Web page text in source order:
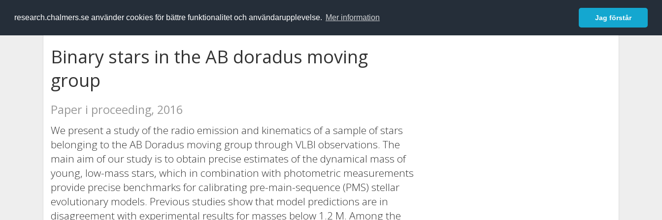
research.chalmers.se använder cookies för bättre funktionalitet och användarupplevelse. Mer information Jag förstår
RESEARCH.chalmers.se Logga in
Binary stars in the AB doradus moving
group
Paper i proceeding, 2016
We present a study of the radio emission and kinematics of a sample of stars
belonging to the AB Doradus moving group through VLBI observations. The
main aim of our study is to obtain precise estimates of the dynamical mass of
young, low-mass stars, which in combination with photometric measurements
provide precise benchmarks for calibrating pre-main-sequence (PMS) stellar
evolutionary models. Previous studies show that model predictions are in
disagreement with experimental results for masses below 1.2 M. Among the